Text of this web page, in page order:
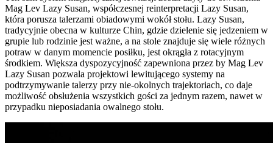
Mag Lev Lazy Susan, współczesnej reinterpretacji Lazy Susan,
która porusza talerzami obiadowymi wokół stołu. Lazy Susan,
tradycyjnie obecna w kulturze Chin, gdzie dzielenie się jedzeniem w
grupie lub rodzinie jest ważne, a na stole znajduje się wiele różnych
potraw w danym momencie posiłku, jest okrągła z rotacyjnym
środkiem. Większa dyspozycyjność zapewniona przez by Mag Lev
Lazy Susan pozwala projektowi lewitującego systemy na
podtrzymywanie talerzy przy nie-okolnych trajektoriach, co daje
możliwość obsłużenia wszystkich gości za jednym razem, nawet w
przypadku nieposiadania owalnego stołu.